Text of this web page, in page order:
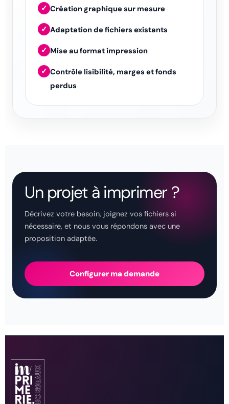
✓ Création graphique sur mesure
✓ Adaptation de fichiers existants
✓ Mise au format impression
✓ Contrôle lisibilité, marges et fonds
perdus
Un projet à imprimer ?
Décrivez votre besoin, joignez vos fichiers si
nécessaire, et nous vous répondons avec une
proposition adaptée.
Configurer ma demande